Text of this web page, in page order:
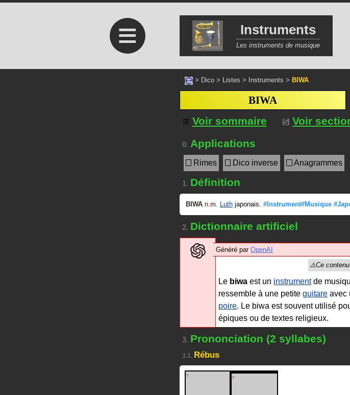
≡ Instruments
Les instruments de musique
> Dico > Listes > Instruments > BIWA
BIWA
Voir sommaire
Voir
0. Applications
Rimes Dico inverse Anagrammes
1. Définition
BIWA n.m. Luth japonais. #Instrument#Musique
2. Dictionnaire artificiel
Généré par OpenAI
Le biwa est un instrumentde
ressemble à une petite guitare avec
poire. Le biwa est souvent utilisé
épiques ou de textes religieux.
3. Prononciation (2 syllabes)
3.1. Rébus
? ?